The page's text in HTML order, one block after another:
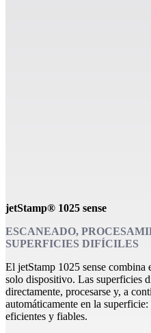
jetStamp® 1025 sense
ESCANEADO,
SUPERFICIES DIFÍCILES
El jetStamp 1025 sense combina
solo dispositivo. Las superficies
directamente, procesarse y, a
automáticamente en la
eficientes y fiables.